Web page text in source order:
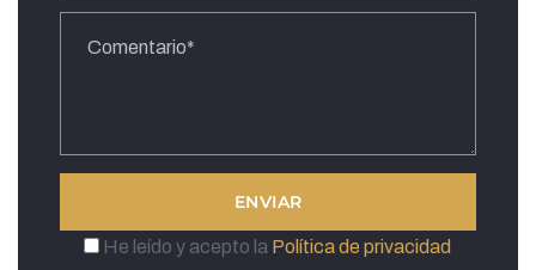
He leído y acepto la Política de privacidad